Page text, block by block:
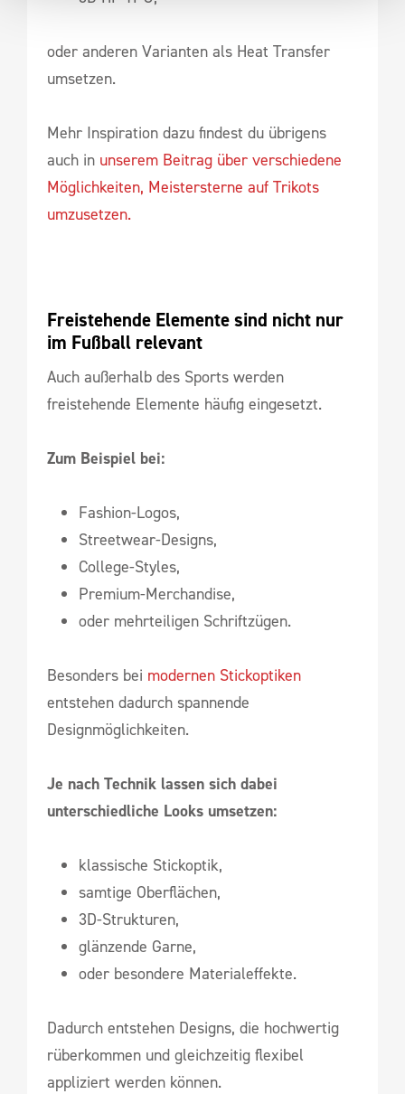
oder anderen Varianten als Heat Transfer
umsetzen.
Mehr Inspiration dazu findest du übrigens
auch in unserem Beitrag über verschiedene
Möglichkeiten, Meistersterne auf Trikots
umzusetzen.
Freistehende Elemente sind nicht nur
im Fußball relevant
Auch außerhalb des Sports werden
freistehende Elemente häufig eingesetzt.
Zum Beispiel bei:
Fashion-Logos,
Streetwear-Designs,
College-Styles,
Premium-Merchandise,
oder mehrteiligen Schriftzügen.
Besonders bei modernen Stickoptiken
entstehen dadurch spannende
Designmöglichkeiten.
Je nach Technik lassen sich dabei
unterschiedliche Looks umsetzen:
klassische Stickoptik,
samtige Oberflächen,
3D-Strukturen,
glänzende Garne,
oder besondere Materialeffekte.
Dadurch entstehen Designs, die hochwertig
rüberkommen und gleichzeitig flexibel
appliziert werden können.